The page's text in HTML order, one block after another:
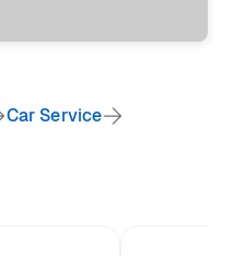
Car Service